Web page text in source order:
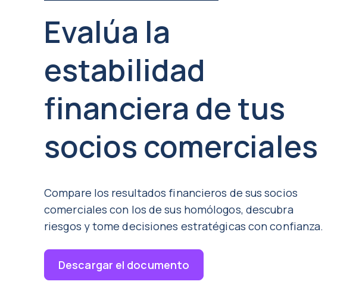
Evalúa la
estabilidad
financiera de tus
socios comerciales
Compare los resultados financieros de sus socios
comerciales con los de sus homólogos, descubra
riesgos y tome decisiones estratégicas con confianza.
Descargar el documento